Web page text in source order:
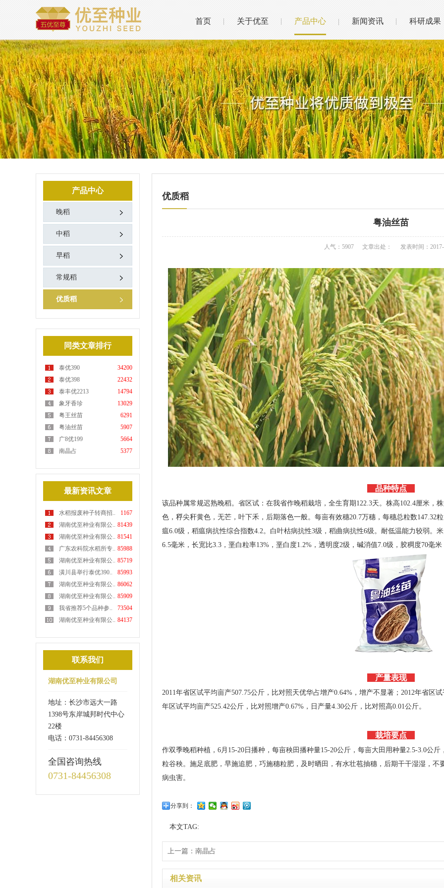
首页 关于优至 产品中心 新闻资讯 科研成果
产品中心
晚稻
中稻
早稻
常规稻
优质稻
同类文章排行
34200
泰优390
22432
泰优398
14794
泰丰优2213
13029
象牙香珍
6291
粤王丝苗
5907
粤油丝苗
5664
广8优199
5377
南晶占
最新资讯文章
1167
水稻报废种子转商招..
81439
湖南优至种业有限公..
81541
湖南优至种业有限公..
85988
广东农科院水稻所专..
85719
湖南优至种业有限公..
85993
潢川县举行泰优390..
86062
湖南优至种业有限公..
85909
湖南优至种业有限公..
73504
我省推荐5个品种参..
84137
湖南优至种业有限公..
联系我们
湖南优至种业有限公司
地址：长沙市远大一路
1398号东岸城邦时代中心
22楼
电话：0731-84456308
全国咨询热线
0731-84456308
优质稻
粤油丝苗
人气：5907 文章出处： 发表时间：
品种特点
该品种属常规迟熟晚稻。省区试：在我省作晚稻栽培，全生育期122.3天。株高102.4厘米，
色，稃尖秆黄色，无芒，叶下禾，后期落色一般。每亩有效穗20.7万穗，每穗总粒数147.32
瘟6.0级，稻瘟病抗性综合指数4.2。白叶枯病抗性3级，稻曲病抗性6级。耐低温能力较弱。
6.5毫米，长宽比3.3，垩白粒率13%，垩白度1.2%，透明度2级，碱消值7.0级，胶稠度70毫
产量表现
2011年省区试平均亩产507.75公斤，比对照天优华占增产0.64%，增产不显著；2012年省区
年区试平均亩产525.42公斤，比对照增产0.67%，日产量4.30公斤，比对照高0.01公斤。
栽培要点
作双季晚稻种植，6月15-20日播种，每亩秧田播种量15-20公斤，每亩大田用种量2.5-3.0公
粒谷秧。施足底肥，早施追肥，巧施穗粒肥，及时晒田，有水壮苞抽穗，后期干干湿湿，
病虫害。
分享到：
本文TAG:
上一篇： 南晶占
相关资讯